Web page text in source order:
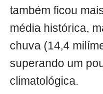
também ficou
média histórica,
chuva (14,4
superando um
climatológica.